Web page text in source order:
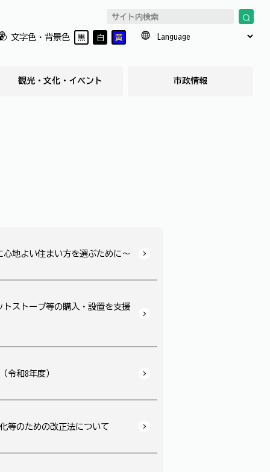
文字色・背景色 黒 白 黄
観光・文化・イベント 市政情報
地よい住まい方を選ぶために～
ストーブ等の購入・設置を支援
令和8年度）
等のための改正法について